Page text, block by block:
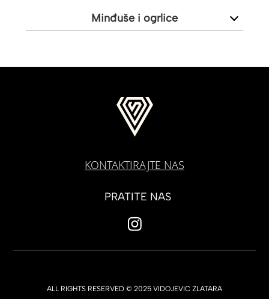
Minđuše i ogrlice
KONTAKTIRAJTE NAS
PRATITE NAS
ALL RIGHTS RESERVED © 2025 VIDOJEVIC ZLATARA